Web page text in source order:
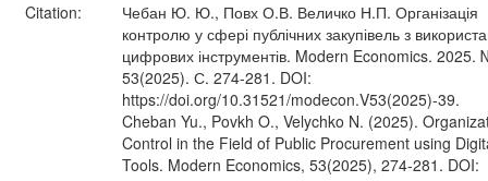
Citation:
Чебан Ю. Ю., Повх О.В. Величко Н.П. Організація
контролю у сфері публічних закупівель з
цифрових інструментів. Modern Economics. 2025.
53(2025). С. 274-281. DOI:
https://doi.org/10.31521/modecon.V53(2025)-39.
Cheban Yu., Povkh O., Velychko N. (2025).
Control in the Field of Public Procurement using
Tools. Modern Economics, 53(2025), 274-281. DOI: